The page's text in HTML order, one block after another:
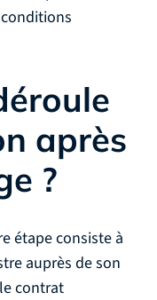
après
?
étape consiste à
auprès de son
contrat